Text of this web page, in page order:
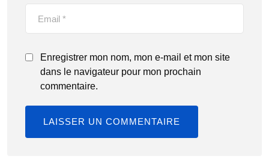
Enregistrer mon nom, mon e-mail et mon site
dans le navigateur pour mon prochain
commentaire.